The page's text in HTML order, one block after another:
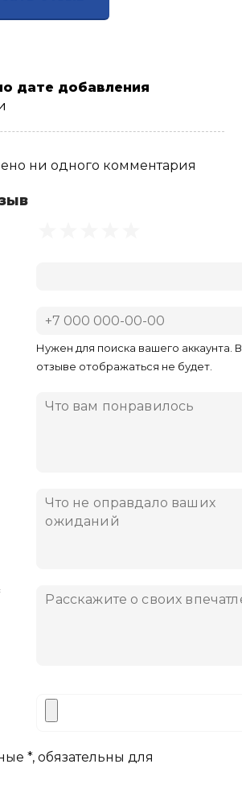
дате добавления
ни одного комментария
Нужен для поиска вашего аккаунта. В
отзыве отображаться не будет.
*, обязательны для